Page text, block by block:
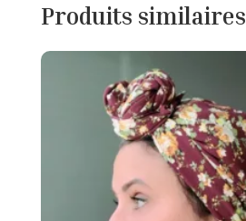
Produits similaires